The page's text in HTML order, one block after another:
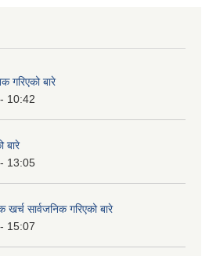
गरिएको बारे
10:42
बारे
13:05
सार्वजनिक गरिएको बारे
15:07